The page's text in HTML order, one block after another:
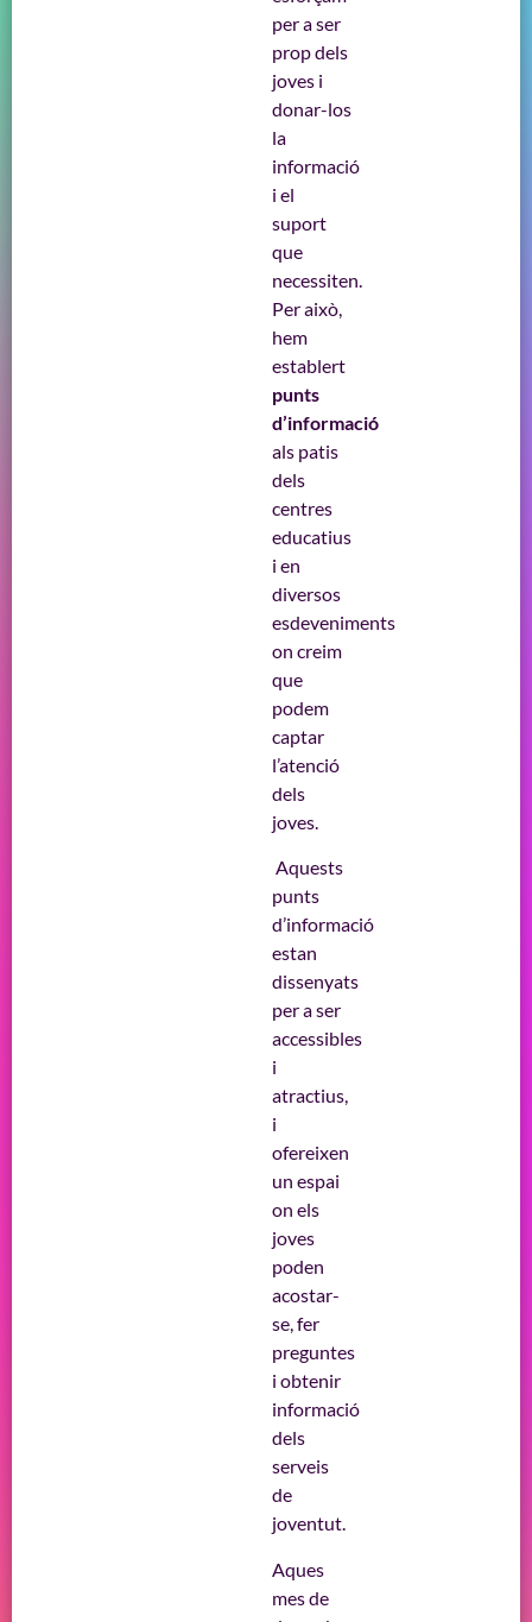
per a ser
prop dels
joves i
donar-los
la
informació
i el
suport
que
necessiten.
Per això,
hem
establert
punts
d’informació
als patis
dels
centres
educatius
i en
diversos
esdeveniments
on creim
que
podem
captar
l’atenció
dels
joves.
Aquests
punts
d’informació
estan
dissenyats
per a ser
accessibles
i
atractius,
i
ofereixen
un espai
on els
joves
poden
acostar-
se, fer
preguntes
i obtenir
informació
dels
serveis
de
joventut.
Aques
mes de